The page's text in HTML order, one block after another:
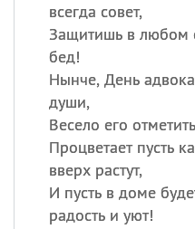
всегда совет,
Защитишь в любом
бед!
Нынче, День
души,
Весело его
Процветает пусть
вверх растут,
И пусть в доме
радость и уют!